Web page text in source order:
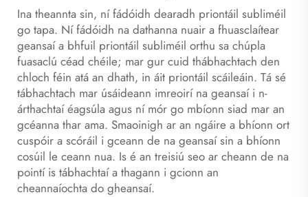
Ina theannta sin, ní fádóidh dearadh priontáil subliméil
go tapa. Ní fádóidh na dathanna nuair a fhuasclaítear
geansaí a bhfuil priontáil subliméil orthu sa chúpla
fuasaclú céad chéile; mar gur cuid thábhachtach den
chloch féin atá an dhath, in áit priontáil scáileáin. Tá sé
tábhachtach mar úsáideann imreoirí na geansaí i n-
árthachtaí éagsúla agus ní mór go mbíonn siad mar an
gcéanna thar ama. Smaoinigh ar an ngáire a bhíonn ort
cuspóir a scóráil i gceann de na geansaí sin a bhíonn
cosúil le ceann nua. Is é an treisiú seo ar cheann de na
pointí is tábhachtaí a thagann i gcionn an
cheannaíochta do gheansaí.